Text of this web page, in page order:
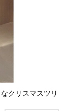
クリスマスツリ